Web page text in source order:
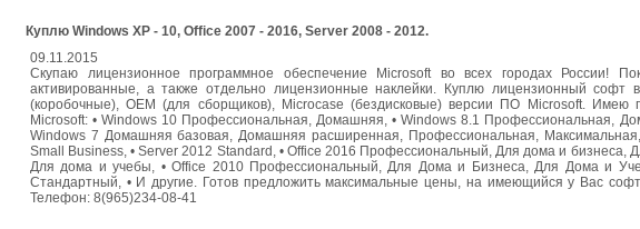
Куплю Windows XP - 10, Office 2007 - 2016, Server 2008 - 2012.
09.11.2015
Скупаю лицензионное программное обеспечение Microsoft во всех городах России!
активированные, а также отдельно лицензионные наклейки. Куплю лицензионный
(коробочные), OEM (для сборщиков), Microcase (бездисковые) версии ПО Microsoft. Имею
Microsoft: • Windows 10 Профессиональная, Домашняя, • Windows 8.1 Профессиональная,
Windows 7 Домашняя базовая, Домашняя расширенная, Профессиональная,
Small Business, • Server 2012 Standard, • Office 2016 Профессиональный, Для дома и
Для дома и учебы, • Office 2010 Профессиональный, Для Дома и Бизнеса, Для Дома и
Стандартный, • И другие. Готов предложить максимальные цены, на имеющийся у Вас
Телефон: 8(965)234-08-41